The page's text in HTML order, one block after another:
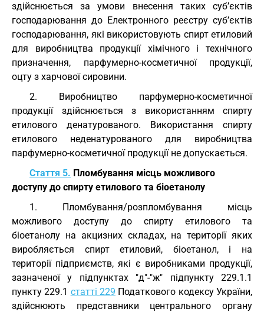
здійснюється за умови внесення таких суб’єктів
господарювання до Електронного реєстру суб’єктів
господарювання, які використовують спирт етиловий
для виробництва продукції хімічного і технічного
призначення, парфумерно-косметичної продукції,
оцту з харчової сировини.
2. Виробництво парфумерно-косметичної
продукції здійснюється з використанням спирту
етилового денатурованого. Використання спирту
етилового неденатурованого для виробництва
парфумерно-косметичної продукції не допускається.
Стаття 5. Пломбування місць можливого
доступу до спирту етилового та біоетанолу
1. Пломбування/розпломбування місць
можливого доступу до спирту етилового та
біоетанолу на акцизних складах, на території яких
виробляється спирт етиловий, біоетанол, і на
території підприємств, які є виробниками продукції,
зазначеної у підпунктах "д"-"ж" підпункту 229.1.1
пункту 229.1 статті 229 Податкового кодексу України,
здійснюють представники центрального органу